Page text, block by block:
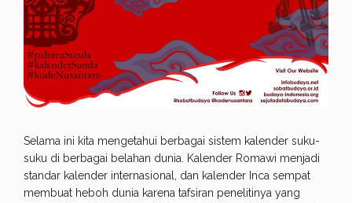
Selama ini kita mengetahui berbagai sistem kalender suku-
suku di berbagai belahan dunia. Kalender Romawi menjadi
standar kalender internasional, dan kalender Inca sempat
membuat heboh dunia karena tafsiran penelitinya yang